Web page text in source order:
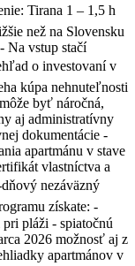
Tirana 1 – 1,5 h
než na Slovensku
Na vstup stačí
o investovaní v
kúpa nehnuteľnosti
byť náročná,
aj administratívny
dokumentácie -
apartmánu v stave
vlastníctva a
nezáväzný
získate: -
pláži - spiatočnú
2026 možnosť aj z
apartmánov v